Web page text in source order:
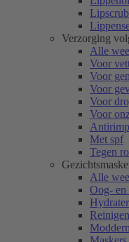
Lipscrub
Verzorging
Alle
Voor
Voor
Voor
Voor
Voor
Met spf
Tegen
Alle
Oog- en